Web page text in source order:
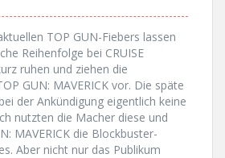
TOP GUN-Fiebers lassen
Reihenfolge bei CRUISE
ruhen und ziehen die
GUN: MAVERICK vor. Die späte
der Ankündigung eigentlich keine
nutzten die Macher diese und
MAVERICK die Blockbuster-
Aber nicht nur das Publikum